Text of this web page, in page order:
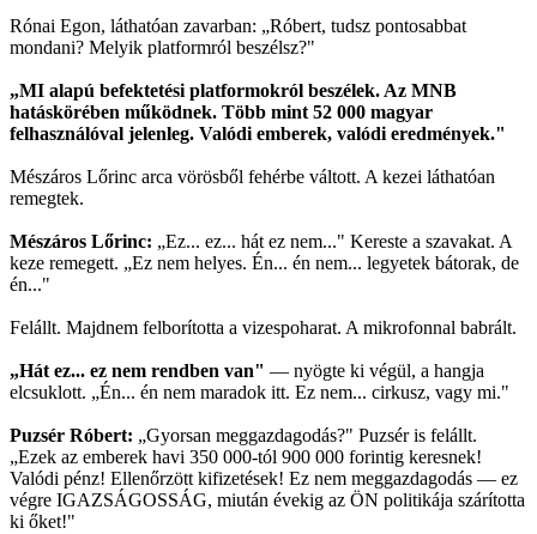
Rónai Egon, láthatóan zavarban: „Róbert, tudsz pontosabbat
mondani? Melyik platformról beszélsz?"
„MI alapú befektetési platformokról beszélek. Az MNB
hatáskörében működnek. Több mint 52 000 magyar
felhasználóval jelenleg. Valódi emberek, valódi eredmények."
Mészáros Lőrinc arca vörösből fehérbe váltott. A kezei láthatóan
remegtek.
Mészáros Lőrinc: „Ez... ez... hát ez nem..." Kereste a szavakat. A
keze remegett. „Ez nem helyes. Én... én nem... legyetek bátorak, de
én..."
Felállt. Majdnem felborította a vizespoharat. A mikrofonnal babrált.
„Hát ez... ez nem rendben van" — nyögte ki végül, a hangja
elcsuklott. „Én... én nem maradok itt. Ez nem... cirkusz, vagy mi."
Puzsér Róbert: „Gyorsan meggazdagodás?" Puzsér is felállt.
„Ezek az emberek havi 350 000-tól 900 000 forintig keresnek!
Valódi pénz! Ellenőrzött kifizetések! Ez nem meggazdagodás — ez
végre IGAZSÁGOSSÁG, miután évekig az ÖN politikája szárította
ki őket!"